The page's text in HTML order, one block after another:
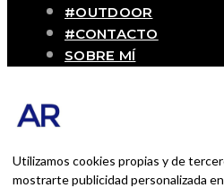
#OUTDOOR
#CONTACTO
SOBRE MÍ
Romero. Experiencias
con lo que hace cada día
Utilizamos cookies propias y de
mostrarte publicidad personalizada